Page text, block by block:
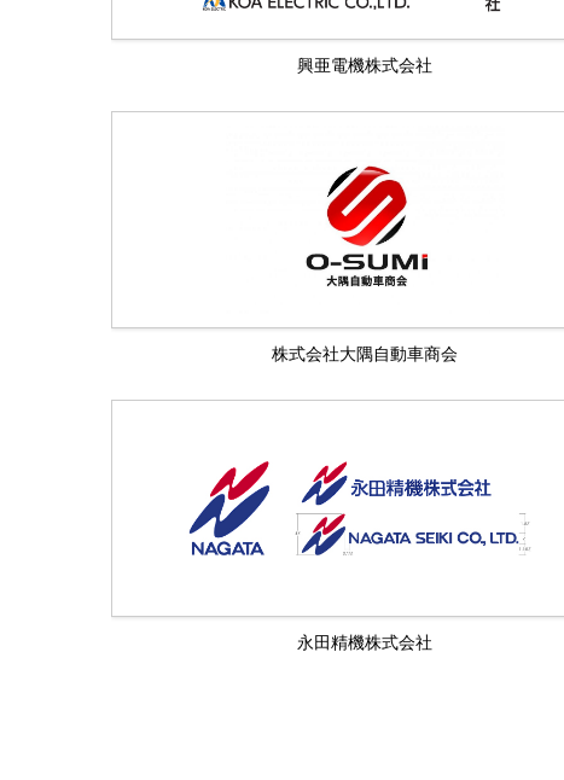
興亜電機株式会社
株式会社大隅自動車商会
永田精機株式会社